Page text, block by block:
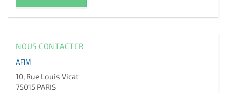
NOUS CONTACTER
AFIM
10, Rue Louis Vicat
75015 PARIS